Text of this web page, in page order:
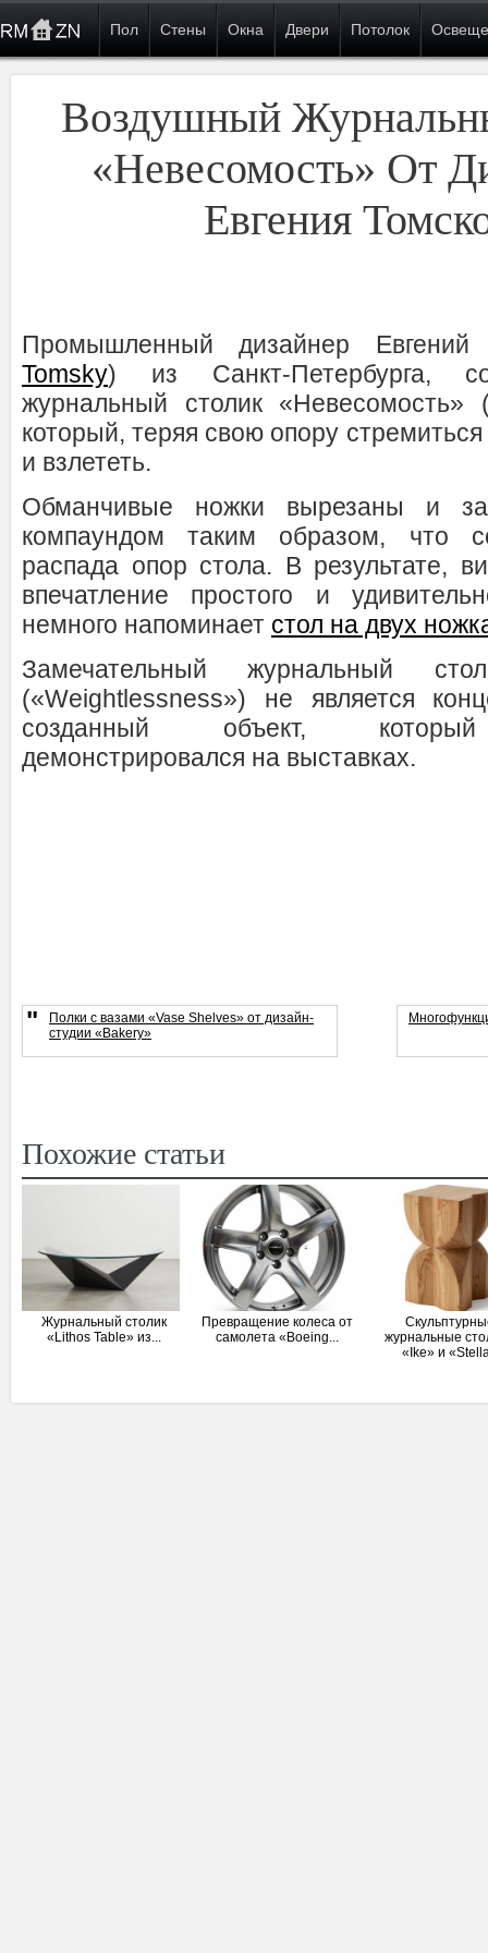
Пол Стены Окна Двери Потолок
Воздушный
«Невесомость» От
Евгения
Промышленный дизайнер
Tomsky) из Санкт-Петербурга,
журнальный столик «Невесомость»
который, теряя свою опору стремиться
и взлететь.
Обманчивые ножки вырезаны и
компаундом таким образом, что
распада опор стола. В результате,
впечатление простого и
немного напоминает стол на двух
Замечательный журнальный
(«Weightlessness») не является
созданный объект, который
демонстрировался на выставках.
"
Полки с вазами «Vase Shelves» от дизайн-
студии «Bakery»
Похожие статьи
Журнальный столик
«Lithos Table» из...
Превращение колеса от
самолета «Boeing...
журнальные
«Ike» и